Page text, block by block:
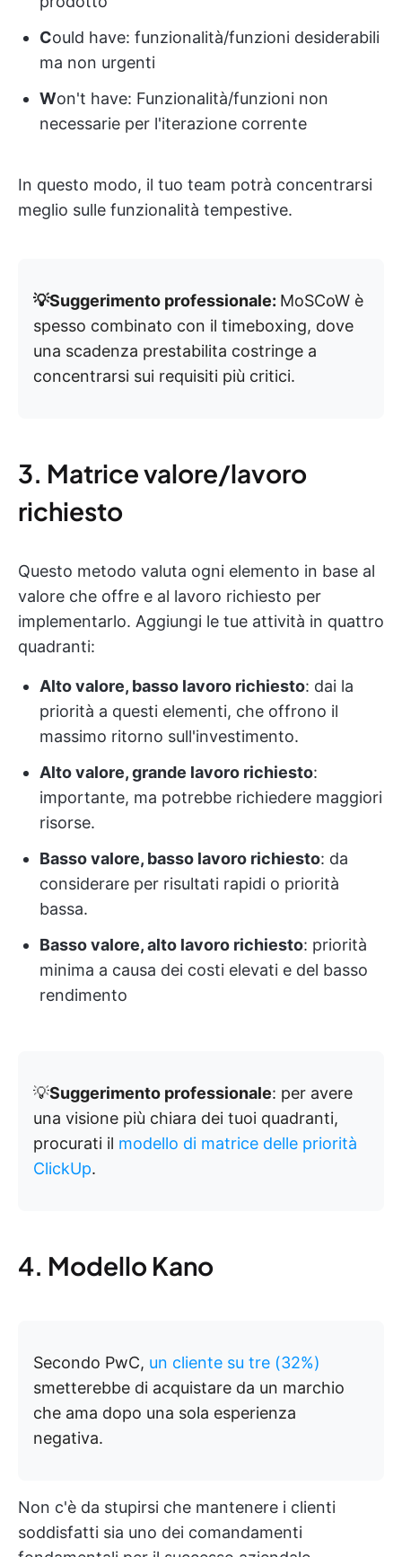
Could have: funzionalità/funzioni desiderabili
ma non urgenti
Won't have: Funzionalità/funzioni non
necessarie per l'iterazione corrente
In questo modo, il tuo team potrà concentrarsi
meglio sulle funzionalità tempestive.
💡Suggerimento professionale: MoSCoW è
spesso combinato con il timeboxing, dove
una scadenza prestabilita costringe a
concentrarsi sui requisiti più critici.
3. Matrice valore/lavoro
richiesto
Questo metodo valuta ogni elemento in base al
valore che offre e al lavoro richiesto per
implementarlo. Aggiungi le tue attività in quattro
quadranti:
Alto valore, basso lavoro richiesto: dai la
priorità a questi elementi, che offrono il
massimo ritorno sull'investimento.
Alto valore, grande lavoro richiesto:
importante, ma potrebbe richiedere maggiori
risorse.
Basso valore, basso lavoro richiesto: da
considerare per risultati rapidi o priorità
bassa.
Basso valore, alto lavoro richiesto: priorità
minima a causa dei costi elevati e del basso
rendimento
💡Suggerimento professionale: per avere
una visione più chiara dei tuoi quadranti,
procurati il modello di matrice delle priorità
ClickUp.
4. Modello Kano
Secondo PwC, un cliente su tre (32%)
smetterebbe di acquistare da un marchio
che ama dopo una sola esperienza
negativa.
Non c'è da stupirsi che mantenere i clienti
soddisfatti sia uno dei comandamenti